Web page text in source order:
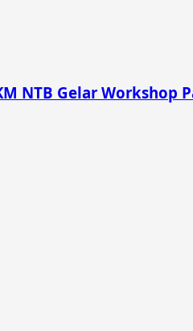
NTB Gelar